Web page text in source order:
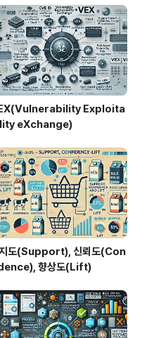
용 포함단
기준 분석
, 인력 비
Exploita
eXchange)
도(Support), 신뢰도(Con
향상도(Lift)